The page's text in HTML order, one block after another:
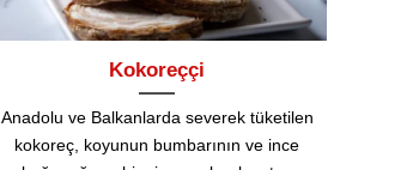
Kokoreççi
Anadolu ve Balkanlarda severek tüketilen
kokoreç, koyunun bumbarının ve ince